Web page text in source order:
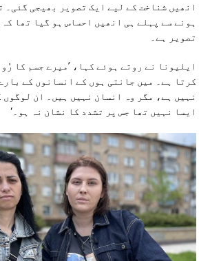
انھیں شناخت کے لیے ایک تصویر بھیجی گئی۔
ہونے سے پہلے ہی انھیں احساس ہو گیا تھا
تصویر ہے۔
ایلیونا نے روتے ہوئے کہا، ’میرے جسم کا
کرتا ہے۔ میں جانتی ہوں کے انسانوں کے
نہیں ہے، مگر وہ انسان نہیں ہیں۔ ان لوگوں
ایسا نہیں تھا جس پر تشدد کا نشان نہ ہو۔‘